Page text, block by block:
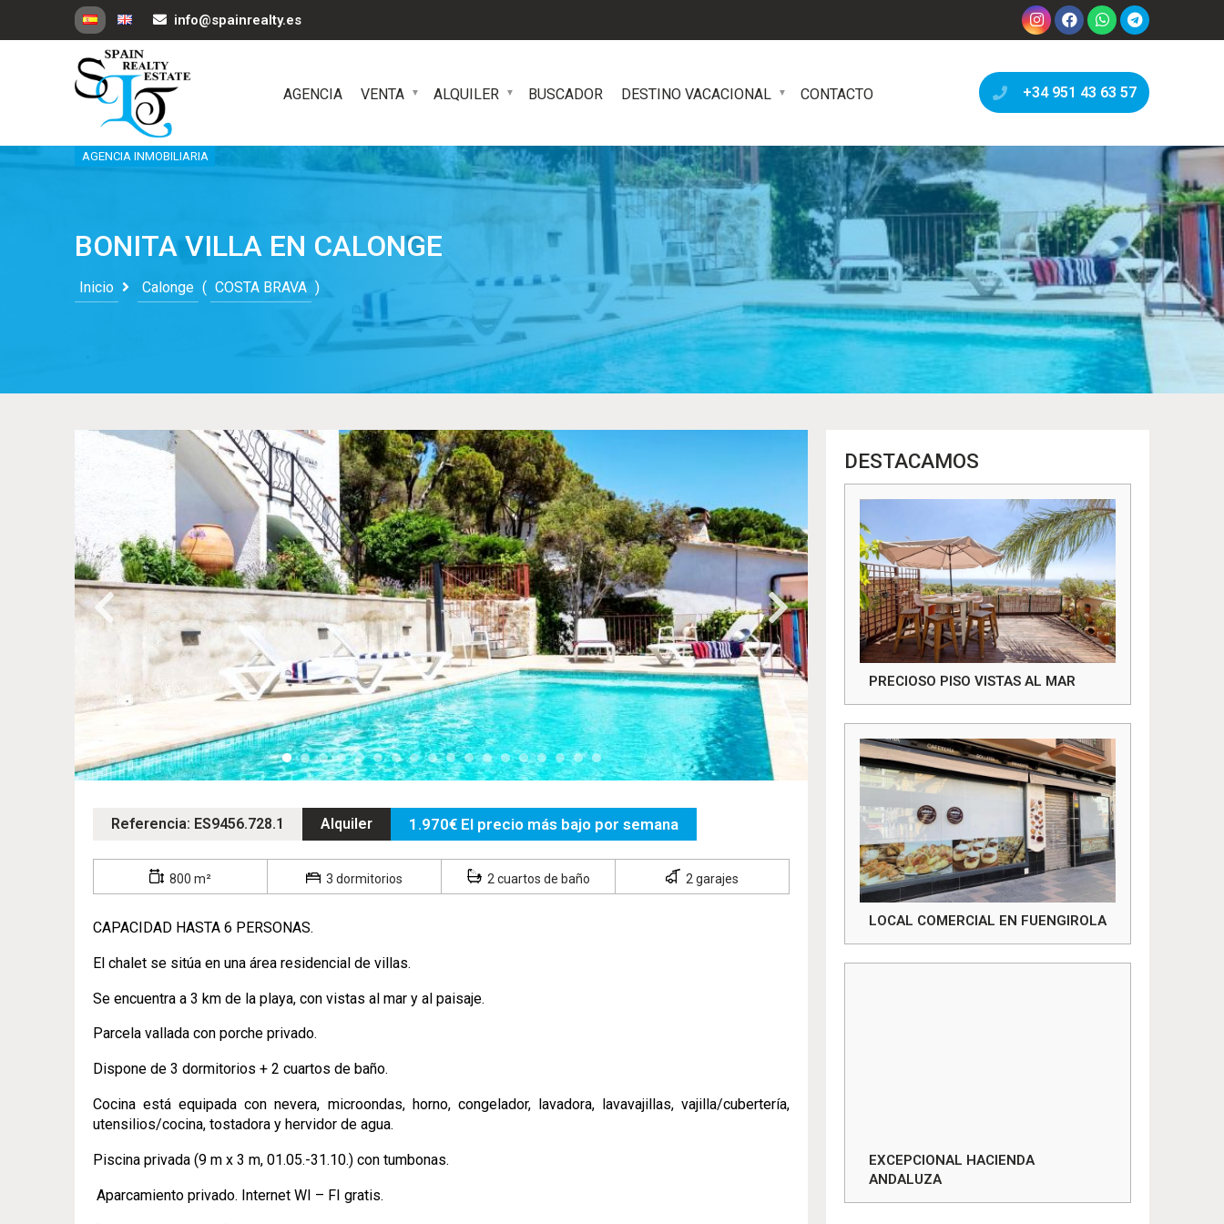
info@spainrealty.es
AGENCIA INMOBILIARIA
AGENCIA VENTA ALQUILER BUSCADOR DESTINO VACACIONAL CONTACTO +34 951 43 63 57
BONITA VILLA EN CALONGE
Inicio Calonge ( COSTA BRAVA )
Referencia: ES9456.728.1 Alquiler 1.970€ El precio más bajo por semana
800 m² 3 dormitorios 2 cuartos de baño 2 garajes
CAPACIDAD HASTA 6 PERSONAS.
El chalet se sitúa en una área residencial de villas.
Se encuentra a 3 km de la playa, con vistas al mar y al paisaje.
Parcela vallada con porche privado.
Dispone de 3 dormitorios + 2 cuartos de baño.
Cocina está equipada con nevera, microondas, horno, congelador, lavadora, lavavajillas, vajilla/cubertería,
utensilios/cocina, tostadora y hervidor de agua.
Piscina privada (9 m x 3 m, 01.05.-31.10.) con tumbonas.
Aparcamiento privado. Internet WI – FI gratis.
DESTACAMOS
PRECIOSO PISO VISTAS AL MAR
LOCAL COMERCIAL EN FUENGIROLA
EXCEPCIONAL HACIENDA
ANDALUZA